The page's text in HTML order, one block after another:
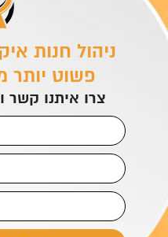
ניהול חנות
פשוט
צרו איתנו קשר